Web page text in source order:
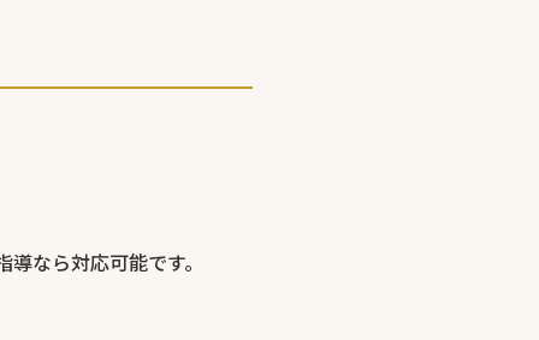
なら対応可能です。